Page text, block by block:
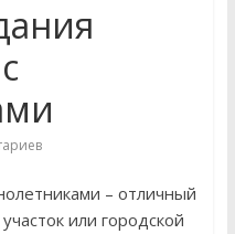
– отличный
или городской